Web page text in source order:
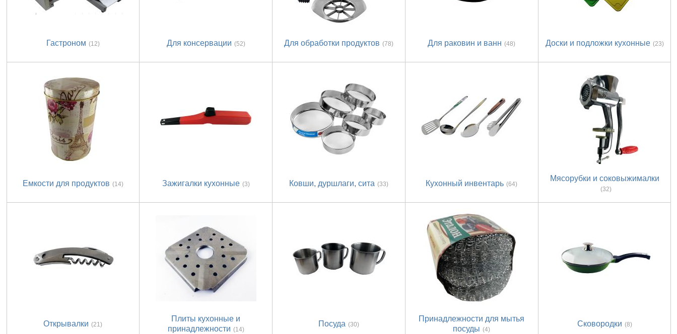
Гастроном (12) Для консервации (52) Для обработки продуктов (78) Для раковин и ванн (48) Доски и подложки кухонные (23)
Емкости для продуктов (14) Зажигалки кухонные (3) Ковши, дуршлаги, сита (33) Кухонный инвентарь (64)
Мясорубки и соковыжималки
(32)
Открывалки (21)
Плиты кухонные и
принадлежности (14)
Посуда (30)
Принадлежности для мытья
посуды (4)
Сковородки (8)